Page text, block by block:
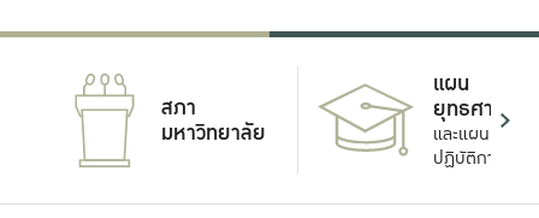
สภา
มหาวิทยาลัย
แผน
ยุทธศาสตร์
และแผน
ปฏิบัติการ